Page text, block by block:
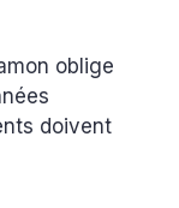
oblige
doivent